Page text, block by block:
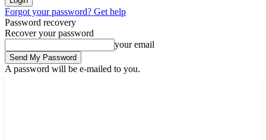
Forgot your password? Get help
Password recovery
Recover your password
your email
A password will be e-mailed to you.